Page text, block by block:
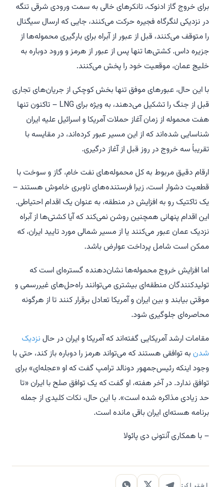
برای خروج گاز ادنوک، تانکرهای خالی به سمت ورودی شرقی تنگه
در نزدیکی لنگرگاه فجیره حرکت می‌کنند، جایی که ارسال سیگنال
را متوقف می‌کنند، قبل از عبور از آبراه برای بارگیری محموله‌ها از
جزیره داس. کشتی‌ها تنها پس از عبور از هرمز و ورود دوباره به
خلیج عمان، موقعیت خود را پخش می‌کنند.
با این حال، عبورهای موفق تنها بخش کوچکی از جریان‌های تجاری
قبل از جنگ را تشکیل می‌دهند، به ویژه برای LNG – تاکنون تنها
هفت محموله از زمان آغاز حملات آمریکا و اسرائیل علیه ایران
شناسایی شده‌اند که از این مسیر عبور کرده‌اند، در مقایسه با
تقریباً سه خروج در روز قبل از آغاز درگیری.
ارقام دقیق مربوط به کل محموله‌های نفت خام، گاز و سوخت با
قطعیت دشوار است، زیرا فرستنده‌های ناوبری خاموش هستند –
یک تاکتیک رو به افزایش در منطقه، به عنوان یک اقدام احتیاطی.
این اقدام پنهانی همچنین روشن نمی‌کند که آیا کشتی‌ها از آبراه
نزدیک عمان عبور می‌کنند یا از مسیر شمالی مورد تایید ایران، که
ممکن است شامل پرداخت عوارض باشد.
اما افزایش خروج محموله‌ها نشان‌دهنده گستره‌ای است که
تولیدکنندگان منطقه‌ای بیشتری می‌توانند راه‌حل‌های غیررسمی و
موقتی بیابند و بین ایران و آمریکا تعادل برقرار کنند تا از هرگونه
محاصره‌ای جلوگیری شود.
مقامات ارشد آمریکایی گفته‌اند که آمریکا و ایران در حال نزدیک
شدن به توافقی هستند که می‌تواند هرمز را دوباره باز کند، حتی با
وجود اینکه رئیس‌جمهور دونالد ترامپ گفت که او «عجله‌ای» برای
توافق ندارد. در آخر هفته، او گفت که یک توافق صلح با ایران «تا
حد زیادی مذاکره شده است». با این حال، نکات کلیدی از جمله
برنامه هسته‌ای ایران باقی مانده است.
– با همکاری آنتونی دی پائولا
اشتراک: